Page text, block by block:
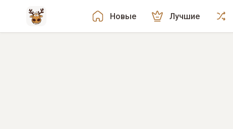
Новые Лучшие